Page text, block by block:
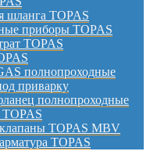
шланга TOPAS
приборы TOPAS
TOPAS
полнопроходные
приварку
полнопроходные
TOPAS MBV
TOPAS